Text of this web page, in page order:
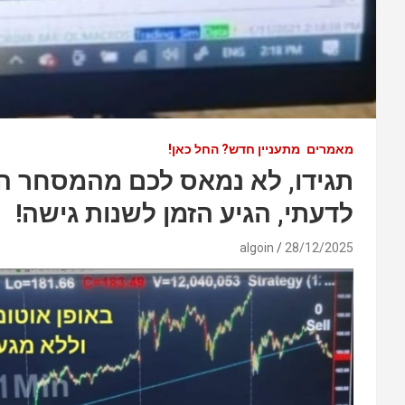
מאמרים מתעניין חדש? החל כאן!
תגידו, לא נמאס לכם מהמסחר
לדעתי, הגיע הזמן לשנות גישה!
28/12/2025
algoin